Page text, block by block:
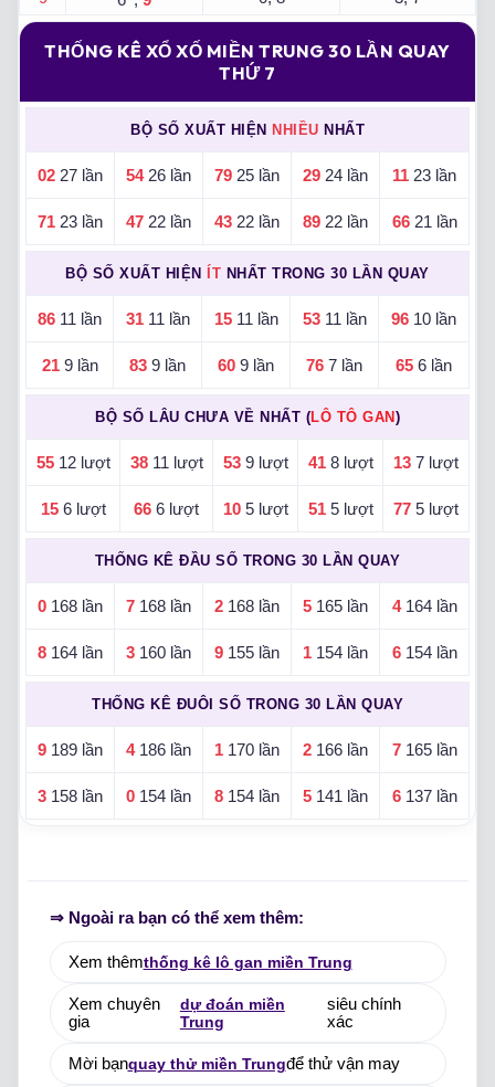
THỐNG KÊ XỔ XỐ MIỀN TRUNG 30 LẦN QUAY
THỨ 7
BỘ SỐ XUẤT HIỆN NHIỀU NHẤT
02 27 lần 54 26 lần 79 25 lần 29 24 lần 11 23 lần
71 23 lần 47 22 lần 43 22 lần 89 22 lần 66 21 lần
BỘ SỐ XUẤT HIỆN ÍT NHẤT TRONG 30 LẦN QUAY
86 11 lần 31 11 lần 15 11 lần 53 11 lần 96 10 lần
21 9 lần 83 9 lần 60 9 lần 76 7 lần 65 6 lần
BỘ SỐ LÂU CHƯA VỀ NHẤT (LÔ TÔ GAN )
55 12 lượt 38 11 lượt 53 9 lượt 41 8 lượt 13 7 lượt
15 6 lượt 66 6 lượt 10 5 lượt 51 5 lượt 77 5 lượt
THỐNG KÊ ĐẦU SỐ TRONG 30 LẦN QUAY
0 168 lần 7 168 lần 2 168 lần 5 165 lần 4 164 lần
8 164 lần 3 160 lần 9 155 lần 1 154 lần 6 154 lần
THỐNG KÊ ĐUÔI SỐ TRONG 30 LẦN QUAY
9 189 lần 4 186 lần 1 170 lần 2 166 lần 7 165 lần
3 158 lần 0 154 lần 8 154 lần 5 141 lần 6 137 lần
⇒ Ngoài ra bạn có thể xem thêm:
Xem thêmthống kê lô gan miền Trung
Xem chuyên
gia
dự đoán miền
Trung
siêu chính
xác
Mời bạnquay thử miền Trungđể thử vận may